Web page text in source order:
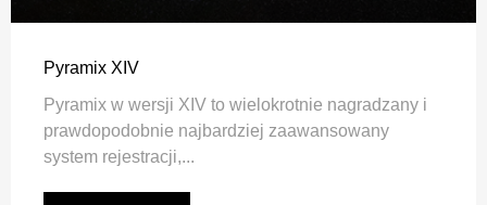
Pyramix XIV
Pyramix w wersji XIV to wielokrotnie nagradzany i
prawdopodobnie najbardziej zaawansowany
system rejestracji,...